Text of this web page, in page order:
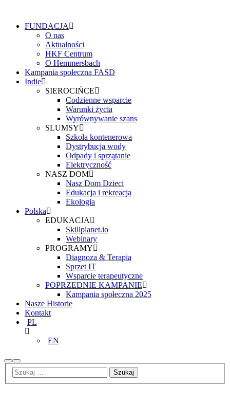
FUNDACJA
O nas
Aktualności
HKF Centrum
O Hemmersbach
Kampania społeczna FASD
Indie
SIEROCIŃCE
Codzienne wsparcie
Warunki życia
Wyrównywanie szans
SLUMSY
Szkoła kontenerowa
Dystrybucja wody
Odpady i sprzątanie
Elektryczność
NASZ DOM
Nasz Dom Dzieci
Edukacja i rekreacja
Ekologia
Polska
EDUKACJA
Skillplanet.io
Webinary
PROGRAMY
Diagnoza & Terapia
Sprzet IT
Wsparcie terapeutyczne
POPRZEDNIE KAMPANIE
Kampania społeczna 2025
Nasze Historie
Kontakt
PL
EN